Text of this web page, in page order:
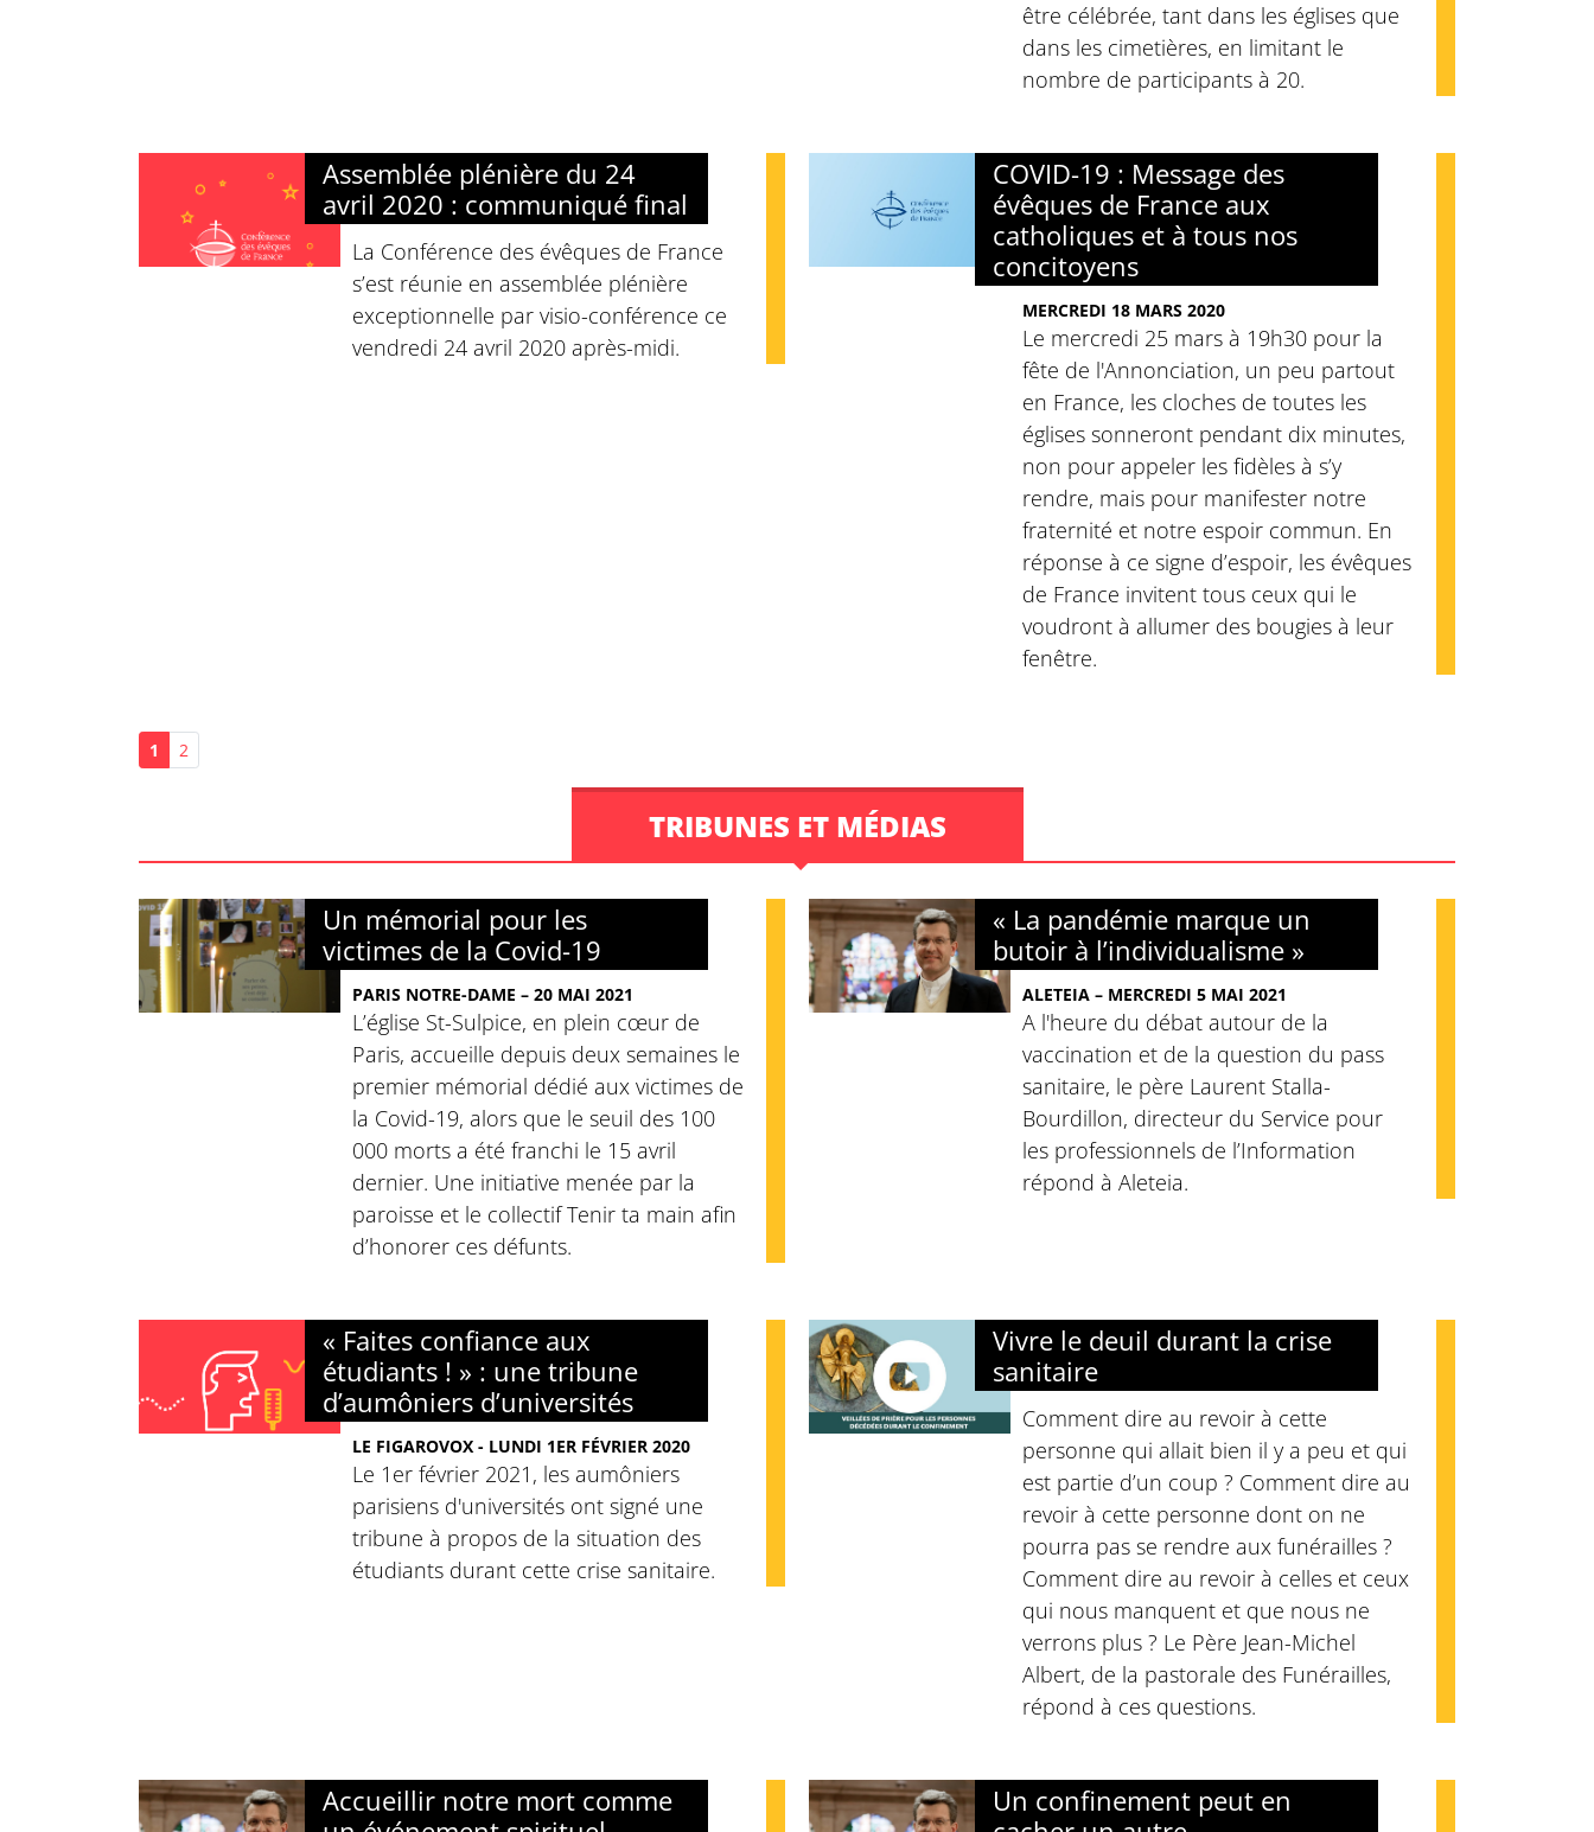
être célébrée, tant dans les églises que
dans les cimetières, en limitant le
nombre de participants à 20.
Assemblée plénière du 24
avril 2020 : communiqué final
La Conférence des évêques de France
s’est réunie en assemblée plénière
exceptionnelle par visio-conférence ce
vendredi 24 avril 2020 après-midi.
COVID-19 : Message des
évêques de France aux
catholiques et à tous nos
concitoyens
MERCREDI 18 MARS 2020
Le mercredi 25 mars à 19h30 pour la
fête de l'Annonciation, un peu partout
en France, les cloches de toutes les
églises sonneront pendant dix minutes,
non pour appeler les fidèles à s’y
rendre, mais pour manifester notre
fraternité et notre espoir commun. En
réponse à ce signe d’espoir, les évêques
de France invitent tous ceux qui le
voudront à allumer des bougies à leur
fenêtre.
1 2
TRIBUNES ET MÉDIAS
Un mémorial pour les
victimes de la Covid-19
PARIS NOTRE-DAME – 20 MAI 2021
L’église St-Sulpice, en plein cœur de
Paris, accueille depuis deux semaines le
premier mémorial dédié aux victimes de
la Covid-19, alors que le seuil des 100
000 morts a été franchi le 15 avril
dernier. Une initiative menée par la
paroisse et le collectif Tenir ta main afin
d’honorer ces défunts.
« La pandémie marque un
butoir à l’individualisme »
ALETEIA – MERCREDI 5 MAI 2021
A l'heure du débat autour de la
vaccination et de la question du pass
sanitaire, le père Laurent Stalla-
Bourdillon, directeur du Service pour
les professionnels de l’Information
répond à Aleteia.
« Faites confiance aux
étudiants ! » : une tribune
d’aumôniers d’universités
LE FIGAROVOX - LUNDI 1ER FÉVRIER 2020
Le 1er février 2021, les aumôniers
parisiens d'universités ont signé une
tribune à propos de la situation des
étudiants durant cette crise sanitaire.
Vivre le deuil durant la crise
sanitaire
Comment dire au revoir à cette
personne qui allait bien il y a peu et qui
est partie d’un coup ? Comment dire au
revoir à cette personne dont on ne
pourra pas se rendre aux funérailles ?
Comment dire au revoir à celles et ceux
qui nous manquent et que nous ne
verrons plus ? Le Père Jean-Michel
Albert, de la pastorale des Funérailles,
répond à ces questions.
Accueillir notre mort comme
Un confinement peut en